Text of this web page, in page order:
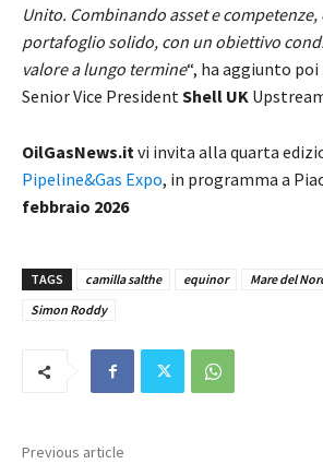
Unito. Combinando asset e
portafoglio solido, con un obiettivo
valore a lungo termine“, ha aggiunto poi
Senior Vice PresidentShell UK
OilGasNews.itvi invita alla quarta
Pipeline&Gas Expo, in programma a
febbraio 2026
TAGS camilla salthe equinor Mare del
Simon Roddy
Previous article